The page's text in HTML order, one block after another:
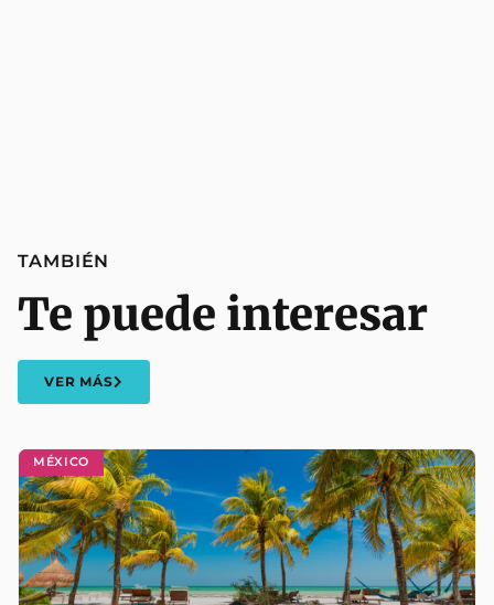
MÉXICO
TAMBIÉN
Te puede interesar
VER MÁS